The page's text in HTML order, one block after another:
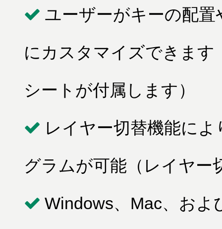
ユーザーがキーの配
にカスタマイズできま
シートが付属します）
レイヤー切替機能に
グラムが可能（レイヤー
Windows、Mac、お